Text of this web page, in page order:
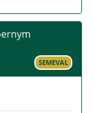
SEMEVAL